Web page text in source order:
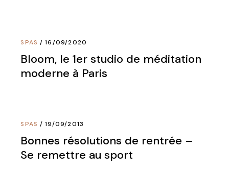
SPAS 16/09/2020
Bloom, le 1er studio de méditation
moderne à Paris
SPAS 19/09/2013
Bonnes résolutions de rentrée –
Se remettre au sport